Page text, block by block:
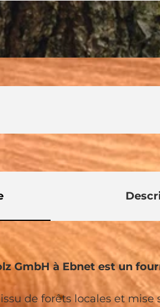
GmbH à Ebnet est un
de forêts locales et